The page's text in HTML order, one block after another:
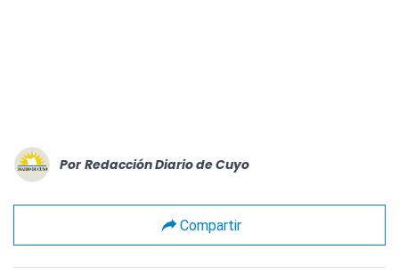
Por Redacción Diario de Cuyo
Compartir